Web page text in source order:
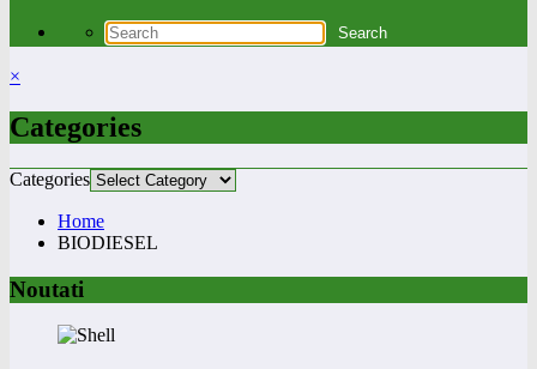
×
Categories
Categories
Home
BIODIESEL
Noutati